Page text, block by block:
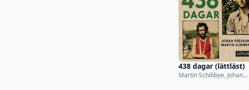
438 dagar (lättläst)
Martin Schibbye, Johan